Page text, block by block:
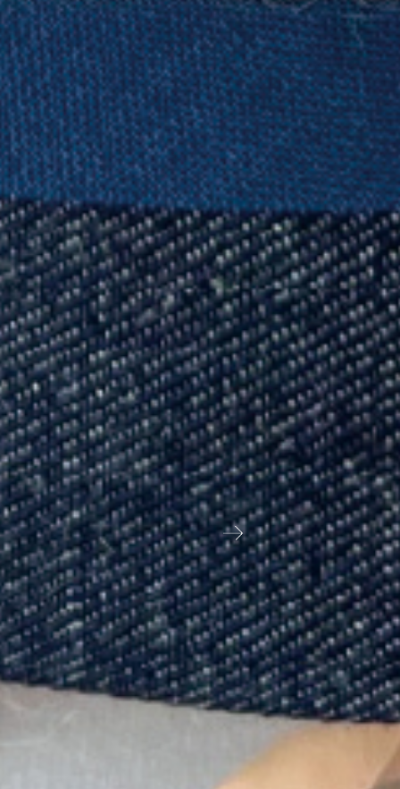
【1. ご希望ワークショップのタイトルと日時】
【2. 参加される方全員のお名前】
【3. 代表の方のご連絡先】
【4.Tシャツとトートどちらに印刷希望か】
【WEST】TEL : 03-5834-7277
【EAST】TEL :
03-5832-9080
※お電話は営業時間の受付のみとなります。
Mail：info@howhouse.jp (24時間受付)
メールフォームの方は、下記リンク内の申込み
ームからお申し込みください。
https://howhouse.jp/2024/07/05/
※体調不良などの理由でキャンセルの場合は、
info@howhouse.jpへメール、
もしくは03-5834-7277までご連絡ください。
記事一覧へ
NEW ARTICLE〔新着記